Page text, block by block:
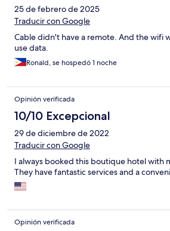
25 de febrero de 2025
Traducir con Google
Cable didn't have a remote. And the wifi
use data.
Ronald, se hospedó 1 noche
Opinión verificada
10/10 Excepcional
29 de diciembre de 2022
Traducir con Google
I always booked this boutique hotel with
They have fantastic services and a
Opinión verificada